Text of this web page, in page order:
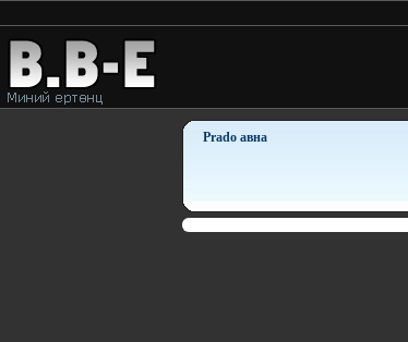
Prado авна